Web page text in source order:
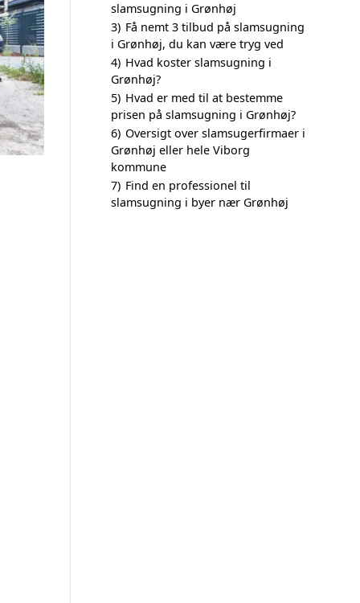
slamsugning i Grønhøj
3) Få nemt 3 tilbud på slamsugning
i Grønhøj, du kan være tryg ved
4) Hvad koster slamsugning i
Grønhøj?
5) Hvad er med til at bestemme
prisen på slamsugning i Grønhøj?
6) Oversigt over slamsugerfirmaer i
Grønhøj eller hele Viborg
kommune
7) Find en professionel til
slamsugning i byer nær Grønhøj